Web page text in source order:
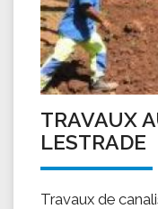
TRAVAUX
LESTRADE
Travaux de